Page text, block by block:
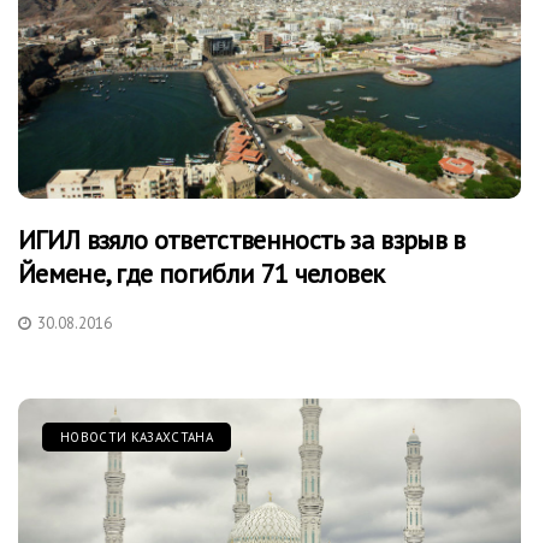
ИГИЛ взяло ответственность за взрыв в
Йемене, где погибли 71 человек
30.08.2016
НОВОСТИ КАЗАХСТАНА